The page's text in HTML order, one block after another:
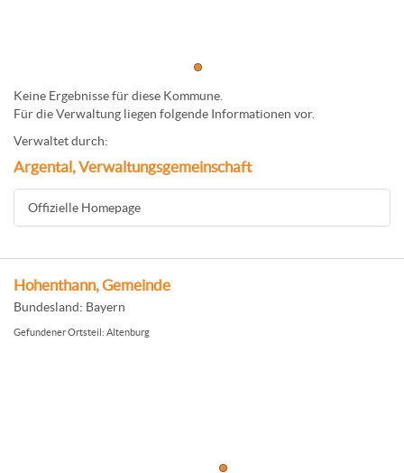
Keine Ergebnisse für diese Kommune.
Für die Verwaltung liegen folgende Informationen vor.
Verwaltet durch:
Argental, Verwaltungsgemeinschaft
Offizielle Homepage
Hohenthann, Gemeinde
Bundesland: Bayern
Gefundener Ortsteil: Altenburg